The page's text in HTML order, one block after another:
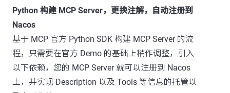
Python 构建 MCP Server，更换注解，自动注册到
Nacos
基于 MCP 官方 Python SDK 构建 MCP Server 的流
程，只需要在官方 Demo 的基础上稍作调整，引入
以下依赖，您的 MCP Server 就可以注册到 Nacos
上，并实现 Description 以及 Tools 等信息的托管以